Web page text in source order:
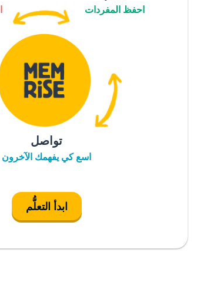
احفظ المفردات
تواصل
اسع كي يفهمك الآخرون
ابدأ التعلُّم